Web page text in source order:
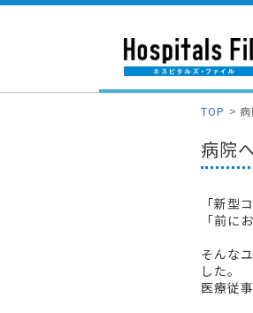
TOP
病院
「新型
「前に
そんな
した。
医療従